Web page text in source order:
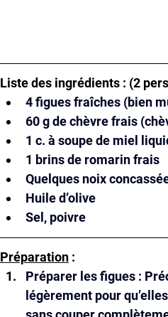
Liste des ingrédients : (2
4 figues fraîches (bien
60 g de chèvre frais
1 c. à soupe de miel
1 brins de romarin frais
Quelques noix
Huile d’olive
Sel, poivre
Préparation :
Préparer les figues :
légèrement pour